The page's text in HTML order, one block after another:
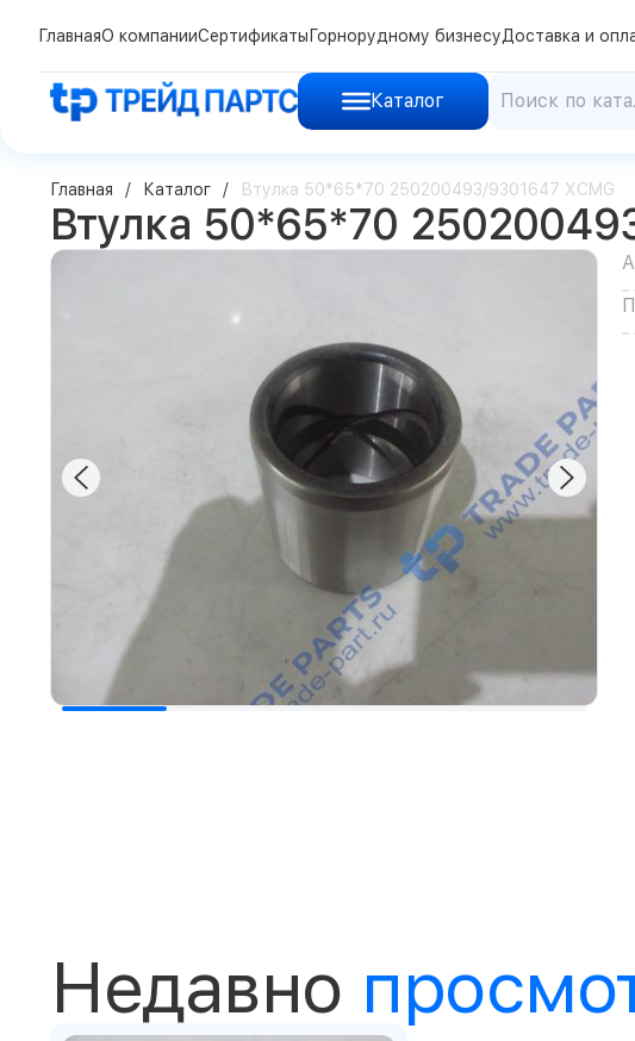
Каталог
ГлавнаяО компанииСертификаты Горнорудному бизнесуДоставка и
Главная Каталог Втулка 50*65*70 250200493/9301647 XCMG
Втулка 50*65*70
Недавно